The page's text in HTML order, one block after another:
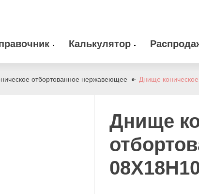
Сварочные материалы
Калькулятор
zakaz@arma-
отбортованное нержавеющее Днище
Днище